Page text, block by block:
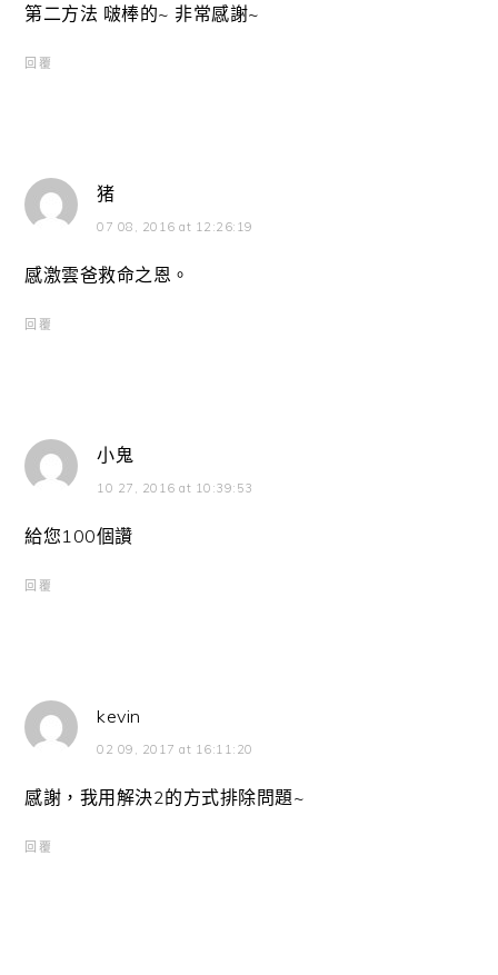
第二方法 啵棒的~ 非常感謝~
回覆
猪
07 08, 2016 at 12:26:19
感激雲爸救命之恩。
回覆
小鬼
10 27, 2016 at 10:39:53
給您100個讚
回覆
kevin
02 09, 2017 at 16:11:20
感謝，我用解決2的方式排除問題~
回覆